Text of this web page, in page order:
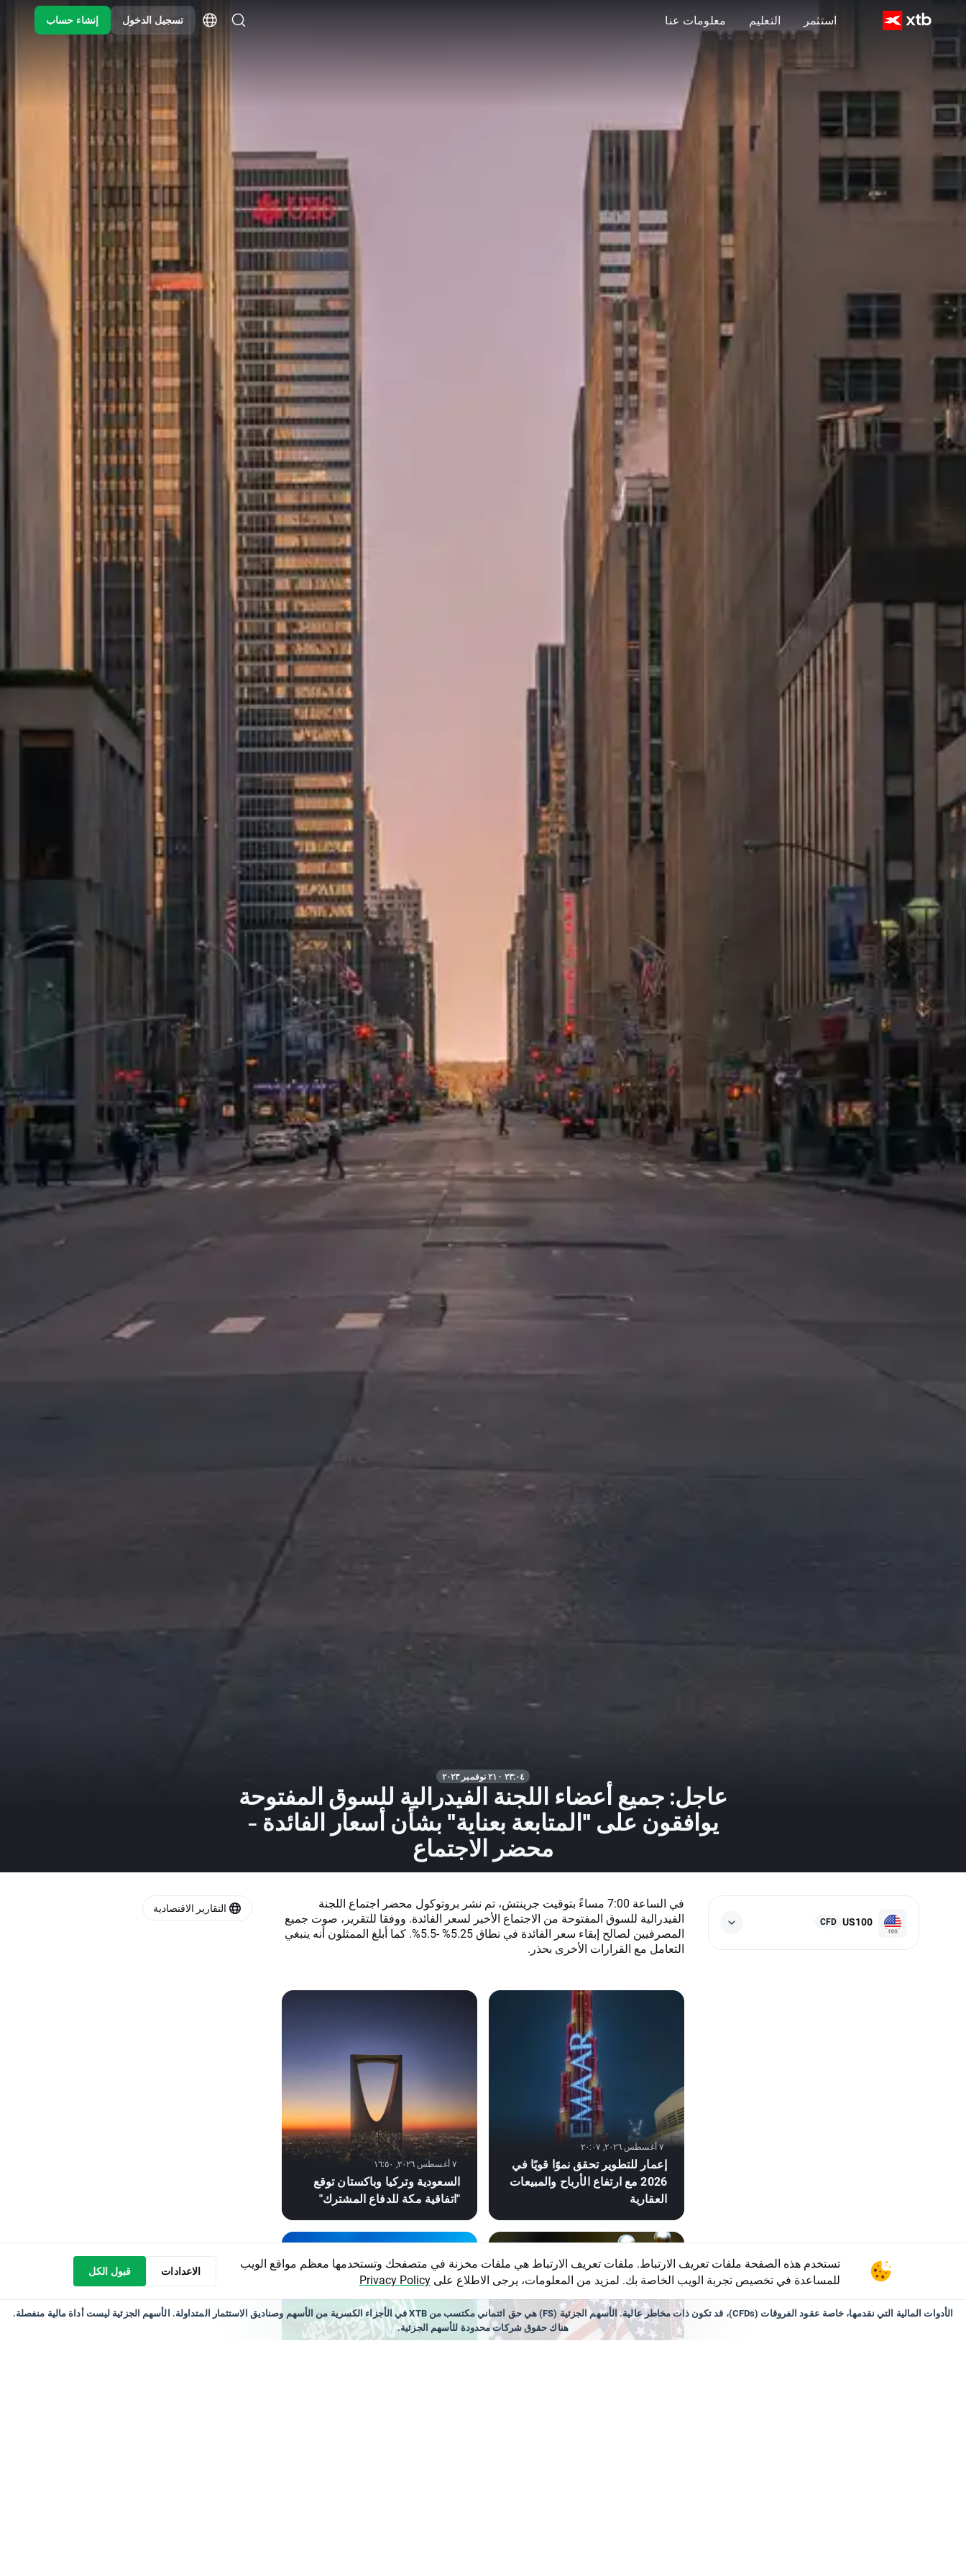
استثمر التعليم معلومات عنا تسجيل الدخول إنشاء حساب
٢٣:٠٤ · ٢١ نوفمبر ٢٠٢٣
عاجل: جميع أعضاء اللجنة الفيدرالية للسوق المفتوحة
يوافقون على "المتابعة بعناية" بشأن أسعار الفائدة -
محضر الاجتماع
US100
CFD
في الساعة 7:00 مساءً بتوقيت جرينتش، تم نشر بروتوكول محضر اجتماع اللجنة
الفيدرالية للسوق المفتوحة من الاجتماع الأخير لسعر الفائدة. ووفقا للتقرير، صوت جميع
المصرفيين لصالح إبقاء سعر الفائدة في نطاق 5.25% -5.5%. كما أبلغ الممثلون أنه ينبغي
التعامل مع القرارات الأخرى بحذر.
٧ أغسطس ٢٠٢٦, ٢٠:٠٧
إعمار للتطوير تحقق نموًا قويًا في
2026 مع ارتفاع الأرباح والمبيعات
العقارية
٧ أغسطس ٢٠٢٦, ١٦:٥٠
السعودية وتركيا وباكستان توقع
"اتفاقية مكة للدفاع المشترك"
التقارير الاقتصادية
تستخدم هذه الصفحة ملفات تعريف الارتباط. ملفات تعريف الارتباط هي ملفات مخزنة في متصفحك وتستخدمها معظم مواقع الويب
للمساعدة في تخصيص تجربة الويب الخاصة بك. لمزيد من المعلومات، يرجى الاطلاع علىPrivacy Policy
الاعدادات قبول الكل
الأدوات المالية التي نقدمها، خاصة عقود الفروقات (CFDs)، قد تكون ذات مخاطر عالية. الأسهم الجزئية (FS) هي حق ائتماني مكتسب من XTB ​​في الأجزاء الكسرية من الأسهم وصناديق الاستثمار المتداولة. الأسهم الجزئية ليست أداة مالية منفصلة.
هناك حقوق شركات محدودة للأسهم الجزئية.